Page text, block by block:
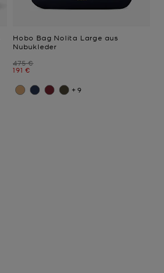
Hobo Bag Nolita Large aus
Nubukleder
Zuvor
475 €
Jetzt
191 €
+9